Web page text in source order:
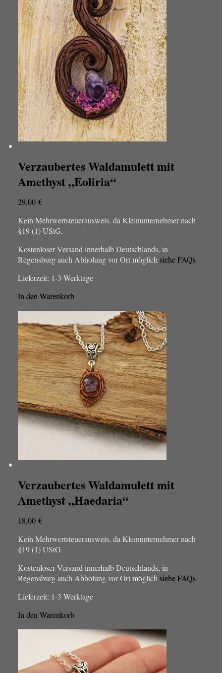
Verzaubertes Waldamulett mit
Amethyst „Eoliria“
29,00 €
Kein Mehrwertsteuerausweis, da Kleinunternehmer nach
§19 (1) UStG.
Kostenloser Versand innerhalb Deutschlands, in
Regensburg auch Abholung vor Ort möglich siehe FAQs
Lieferzeit: 1-3 Werktage
In den Warenkorb
Verzaubertes Waldamulett mit
Amethyst „Haedaria“
18,00 €
Kein Mehrwertsteuerausweis, da Kleinunternehmer nach
§19 (1) UStG.
Kostenloser Versand innerhalb Deutschlands, in
Regensburg auch Abholung vor Ort möglich siehe FAQs
Lieferzeit: 1-3 Werktage
In den Warenkorb